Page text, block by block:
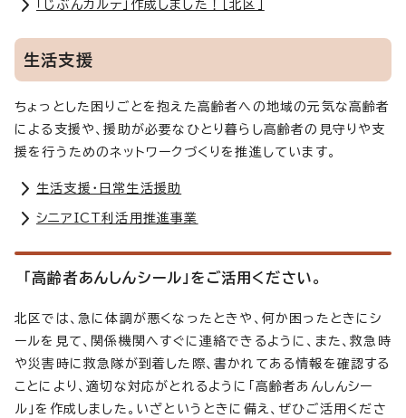
「じぶんカルテ」作成しました！［北区］
生活支援
ちょっとした困りごとを抱えた高齢者への地域の元気な高齢者
による支援や、援助が必要なひとり暮らし高齢者の見守りや支
援を行うためのネットワークづくりを推進しています。
生活支援・日常生活援助
シニアICT利活用推進事業
「高齢者あんしんシール」をご活用ください。
北区では、急に体調が悪くなったときや、何か困ったときにシ
ールを見て、関係機関へすぐに連絡できるように、また、救急時
や災害時に救急隊が到着した際、書かれてある情報を確認する
ことにより、適切な対応がとれるように「高齢者あんしんシー
ル」を作成しました。いざというときに備え、ぜひご活用くださ